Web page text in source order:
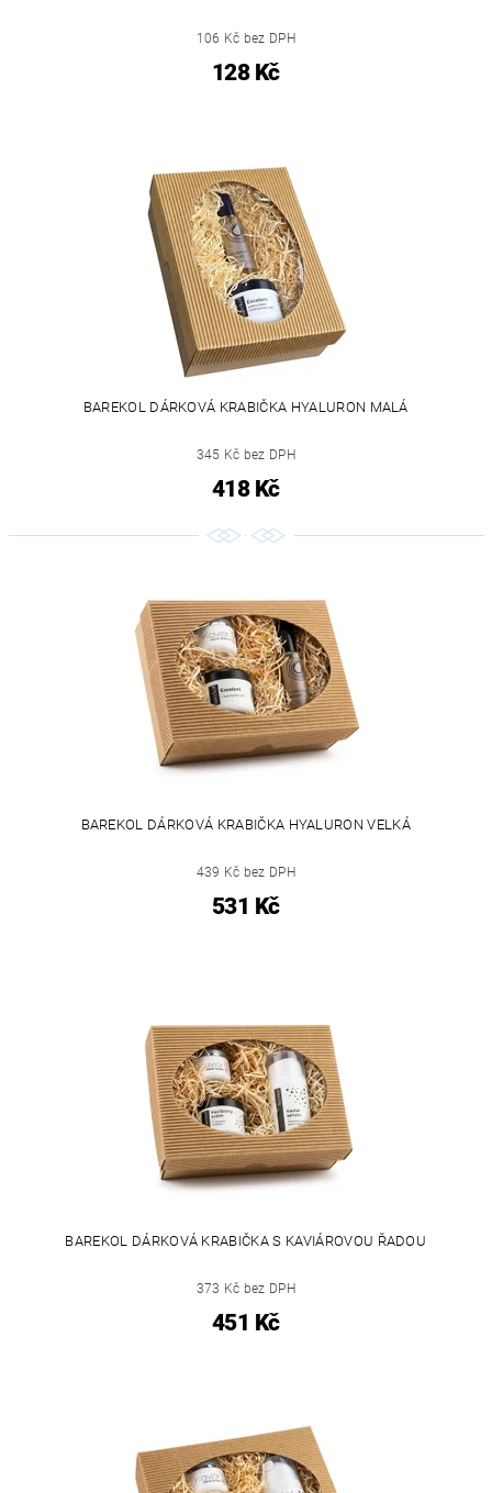
106 Kč bez DPH
128 Kč
BAREKOL DÁRKOVÁ KRABIČKA HYALURON MALÁ
345 Kč bez DPH
418 Kč
BAREKOL DÁRKOVÁ KRABIČKA HYALURON VELKÁ
439 Kč bez DPH
531 Kč
BAREKOL DÁRKOVÁ KRABIČKA S KAVIÁROVOU ŘADOU
373 Kč bez DPH
451 Kč